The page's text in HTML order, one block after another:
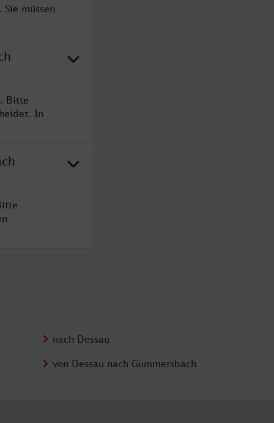
müssen
Bitte
In
nach Dessau
von Dessau nach Gummersbach